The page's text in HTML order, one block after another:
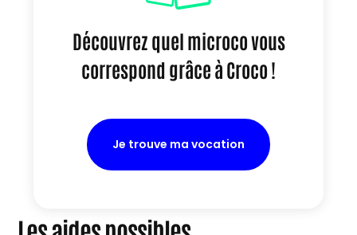
Découvrez quel microco vous
correspond grâce à Croco !
Je trouve ma vocation